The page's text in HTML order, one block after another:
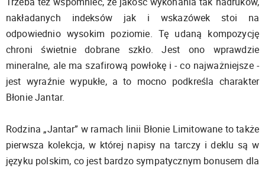
nakładanych indeksów jak i wskazówek stoi na
odpowiednio wysokim poziomie. Tę udaną kompozycję
chroni świetnie dobrane szkło. Jest ono wprawdzie
mineralne, ale ma szafirową powłokę i - co najważniejsze -
jest wyraźnie wypukłe, a to mocno podkreśla charakter
Błonie Jantar.
Rodzina „Jantar” w ramach linii Błonie Limitowane to także
pierwsza kolekcja, w której napisy na tarczy i deklu są w
języku polskim, co jest bardzo sympatycznym bonusem dla